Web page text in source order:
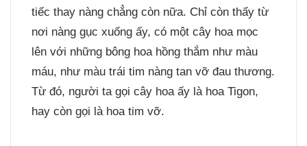
tiếc thay nàng chẳng còn nữa. Chỉ còn thấy từ
nơi nàng gục xuống ấy, có một cây hoa mọc
lên với những bông hoa hồng thắm như màu
máu, như màu trái tim nàng tan vỡ đau thương.
Từ đó, người ta gọi cây hoa ấy là hoa Tigon,
hay còn gọi là hoa tim vỡ.